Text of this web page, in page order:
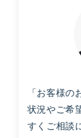
「お客様の
状況やご希
すくご相談